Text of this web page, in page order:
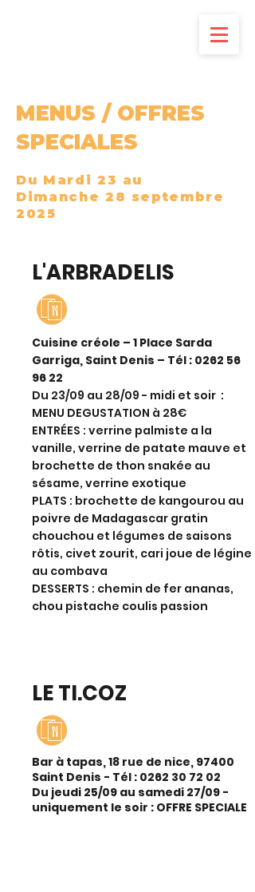
LES TABLES GOURMANDES
MENUS / OFFRES
SPECIALES
Du Mardi 23 au
Dimanche 28 septembre
2025
L'ARBRADELIS
Cuisine créole – 1 Place Sarda
Garriga, Saint Denis – Tél : 0262 56
96 22
Du 23/09 au 28/09 - midi et soir :
MENU DEGUSTATION à 28€
ENTRÉES : verrine palmiste a la
vanille, verrine de patate mauve et
brochette de thon snakée au
sésame, verrine exotique
PLATS : brochette de kangourou au
poivre de Madagascar gratin
chouchou et légumes de saisons
rôtis, civet zourit, cari joue de légine
au combava
DESSERTS : chemin de fer ananas,
chou pistache coulis passion
LE TI.COZ
Bar à tapas, 18 rue de nice, 97400
Saint Denis - Tél : 0262 30 72 02
Du jeudi 25/09 au samedi 27/09 -
uniquement le soir : OFFRE SPECIALE